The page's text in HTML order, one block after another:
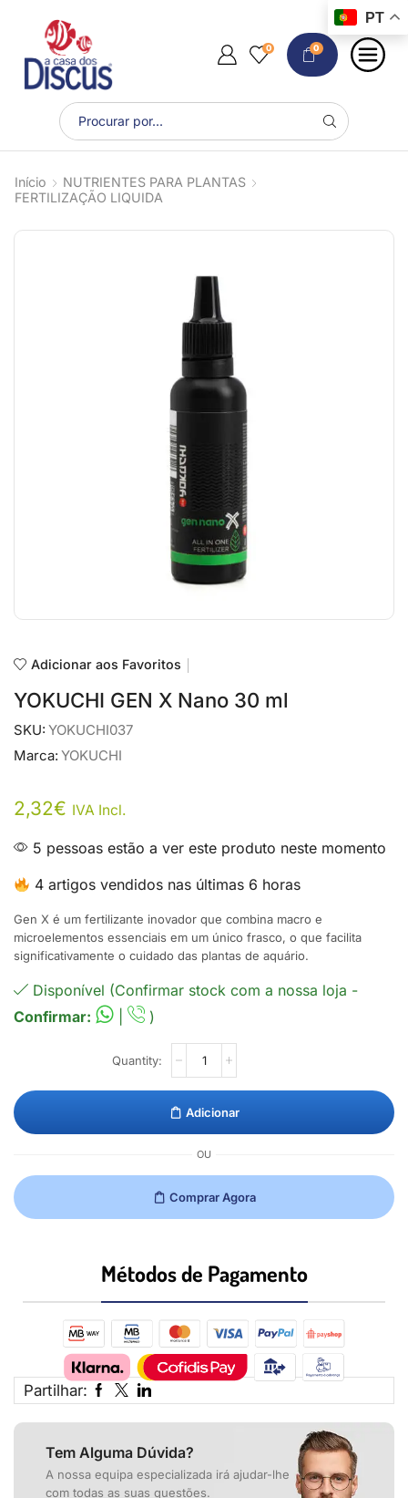
0 0
Início
NUTRIENTES PARA PLANTAS
FERTILIZAÇÃO LIQUIDA
Adicionar aos Favoritos
YOKUCHI GEN X Nano 30 ml
SKU: YOKUCHI037
Marca: YOKUCHI
2,32€ IVA Incl.
5 pessoas estão a ver este produto neste momento
4 artigos vendidos nas últimas 6 horas
Gen X é um fertilizante inovador que combina macro e
microelementos essenciais em um único frasco, o que facilita
significativamente o cuidado das plantas de aquário.
Disponível (Confirmar stock com a nossa loja -
Confirmar:
)
Adicionar
OU
Comprar Agora
Métodos de Pagamento​
Partilhar:
Tem Alguma Dúvida?
A nossa equipa especializada irá ajudar-lhe
com todas as suas questões.
PT